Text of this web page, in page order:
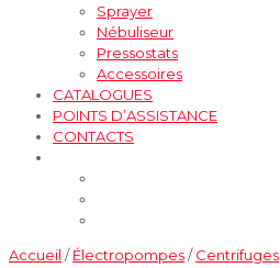
Sprayer
Nébuliseur
Pressostats
Accessoires
CATALOGUES
POINTS D’ASSISTANCE
CONTACTS
Accueil /Électropompes/Centrifuges